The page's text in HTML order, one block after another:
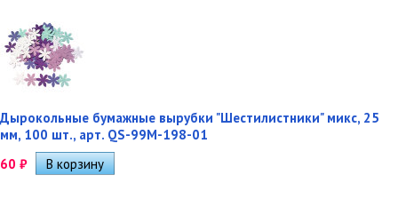
Дырокольные бумажные вырубки "Шестилистники" микс, 25
мм, 100 шт., арт. QS-99M-198-01
60 ₽